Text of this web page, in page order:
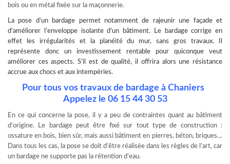
bois ou en métal fixée sur la maçonnerie.
La pose d’un bardage permet notamment de rajeunir une façade et
d’améliorer l’enveloppe isolante d’un bâtiment. Le bardage corrige en
effet les irrégularités et la planéité du mur, sans gros travaux. Il
représente donc un investissement rentable pour quiconque veut
améliorer ces aspects. S’il est de qualité, il offrira alors une résistance
accrue aux chocs et aux intempéries.
Pour tous vos travaux de bardage à Chaniers
Appelez le 06 15 44 30 53
En ce qui concerne la pose, il y a peu de contraintes quant au bâtiment
d’origine. Le bardage peut être fixé sur tout type de construction :
ossature en bois, bien sûr, mais aussi bâtiment en pierres, béton, briques…
Dans tous les cas, la pose se doit d’être réalisée dans les règles de l’art, car
un bardage ne supporte pas la rétention d’eau.